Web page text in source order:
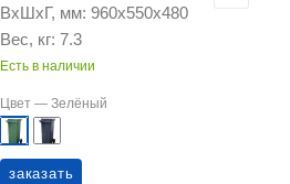
ВхШхГ, мм: 960х550х480
Вес, кг: 7.3
Есть в наличии
Цвет — Зелёный
заказать